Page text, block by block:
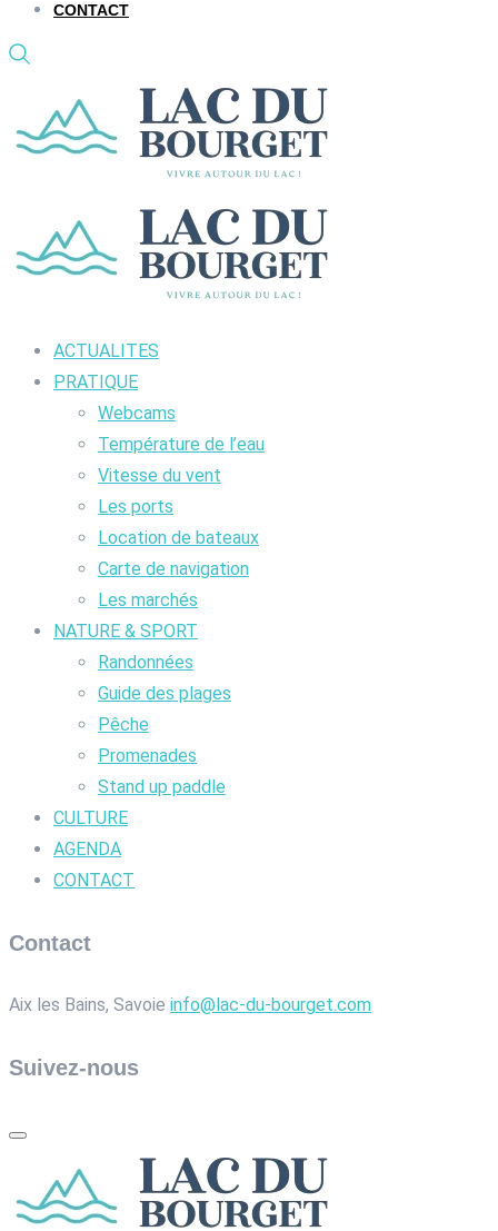
CONTACT
ACTUALITES
PRATIQUE
Webcams
Température de l’eau
Vitesse du vent
Les ports
Location de bateaux
Carte de navigation
Les marchés
NATURE & SPORT
Randonnées
Guide des plages
Pêche
Promenades
Stand up paddle
CULTURE
AGENDA
CONTACT
Contact
Aix les Bains, Savoie info@lac-du-bourget.com
Suivez-nous